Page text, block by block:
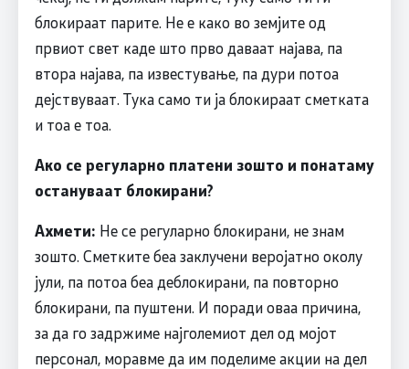
блокираат парите. Не е како во земјите од
првиот свет каде што прво даваат најава, па
втора најава, па известување, па дури потоа
дејствуваат. Тука само ти ја блокираат сметката
и тоа е тоа.
Ако се регуларно платени зошто и понатаму
остануваат блокирани?
Ахмети: Не се регуларно блокирани, не знам
зошто. Сметките беа заклучени веројатно околу
јули, па потоа беа деблокирани, па повторно
блокирани, па пуштени. И поради оваа причина,
за да го задржиме најголемиот дел од мојот
персонал, моравме да им поделиме акции на дел